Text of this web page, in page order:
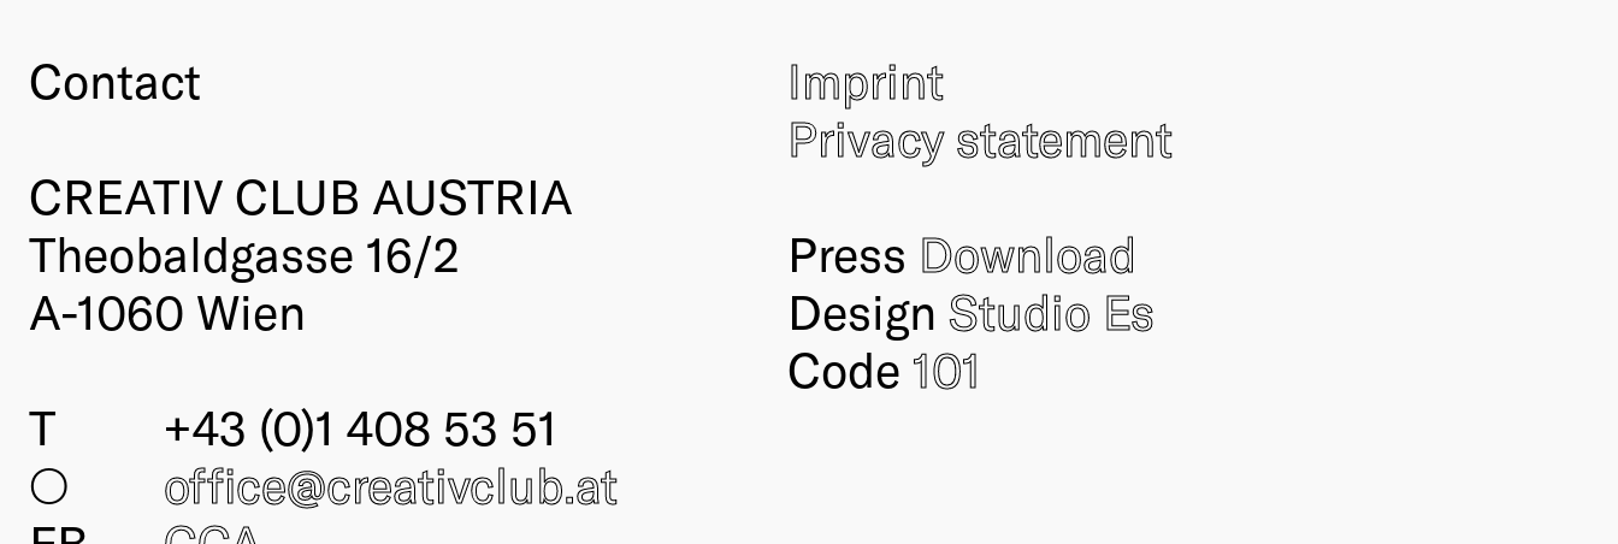
Contact
CREATIV CLUB AUSTRIA
Theobaldgasse 16/2
A-1060 Wien
T
+43 (0)1 408 53 51
○
office@creativclub.at
Imprint
Privacy statement
Press Download
Design Studio Es
Code 101